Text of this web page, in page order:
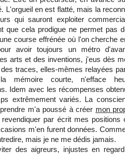
L'orgueil en est flatté, mais la
qui sauront exploiter
que cela prodigue ne permet pas
course effrénée où l'on cherche
avoir toujours un métro
arts et des inventions, j'eus dès
traces, elles-mêmes relayées
mémoire courte, n'efface
Idem avec les récompenses
extrêmement variés. La
m'a poussé à créer mon
par écrit mes positions
m'en furent données.
mais je ne me dédis jamais.
des aigreurs, injustes en